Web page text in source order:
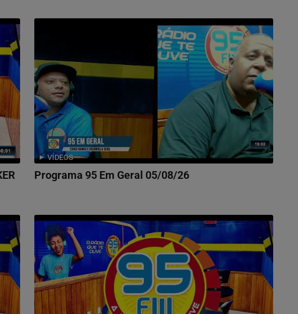
VÍDEOS
Programa 95 Em Geral 05/08/26